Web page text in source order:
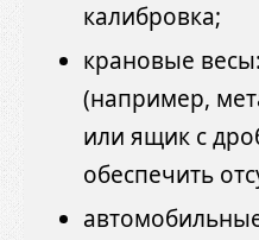
калибровка;
крановые
(например,
или ящик с
обеспечить